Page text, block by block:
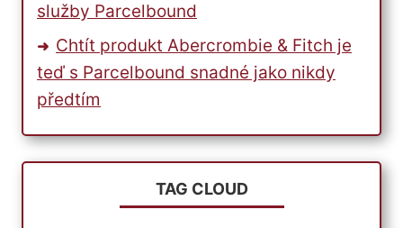
služby Parcelbound
Chtít produkt Abercrombie & Fitch je
teď s Parcelbound snadné jako nikdy
předtím
TAG CLOUD